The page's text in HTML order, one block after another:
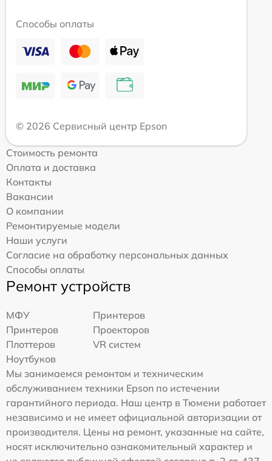
Способы оплаты
© 2026 Сервисный центр Epson
Стоимость ремонта
Оплата и доставка
Контакты
Вакансии
О компании
Ремонтируемые модели
Наши услуги
Согласие на обработку персональных данных
Способы оплаты
Ремонт устройств
МФУ
Принтеров
Принтеров
Проекторов
Плоттеров
VR систем
Ноутбуков
Мы занимаемся ремонтом и техническим
обслуживанием техники Epson по истечении
гарантийного периода. Наш центр в Тюмени работает
независимо и не имеет официальной авторизации от
производителя. Цены на ремонт, указанные на сайте,
носят исключительно ознакомительный характер и